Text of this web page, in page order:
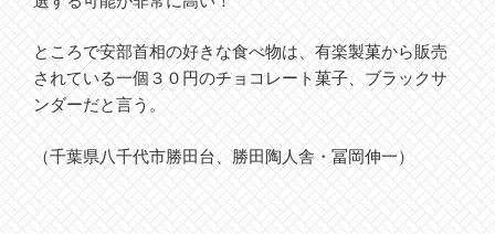
ところで安部首相の好きな食べ物は、有楽製菓から販売
されている一個３０円のチョコレート菓子、ブラックサ
ンダーだと言う。
（千葉県八千代市勝田台、勝田陶人舎・冨岡伸一）